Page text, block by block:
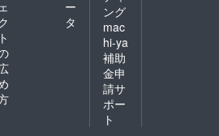
ェ
ト
ー
タ
ング
mac
hi-ya
補助
金申
請サ
ポー
ト